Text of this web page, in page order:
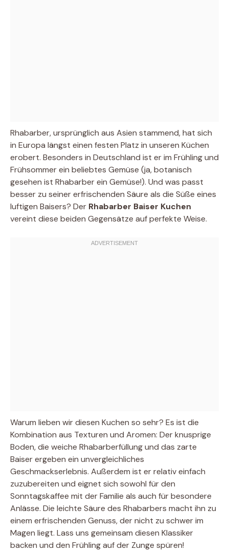
Rhabarber, ursprünglich aus Asien stammend, hat sich
in Europa längst einen festen Platz in unseren Küchen
erobert. Besonders in Deutschland ist er im Frühling und
Frühsommer ein beliebtes Gemüse (ja, botanisch
gesehen ist Rhabarber ein Gemüse!). Und was passt
besser zu seiner erfrischenden Säure als die Süße eines
luftigen Baisers? Der Rhabarber Baiser Kuchen
vereint diese beiden Gegensätze auf perfekte Weise.
Warum lieben wir diesen Kuchen so sehr? Es ist die
Kombination aus Texturen und Aromen: Der knusprige
Boden, die weiche Rhabarberfüllung und das zarte
Baiser ergeben ein unvergleichliches
Geschmackserlebnis. Außerdem ist er relativ einfach
zuzubereiten und eignet sich sowohl für den
Sonntagskaffee mit der Familie als auch für besondere
Anlässe. Die leichte Säure des Rhabarbers macht ihn zu
einem erfrischenden Genuss, der nicht zu schwer im
Magen liegt. Lass uns gemeinsam diesen Klassiker
backen und den Frühling auf der Zunge spüren!